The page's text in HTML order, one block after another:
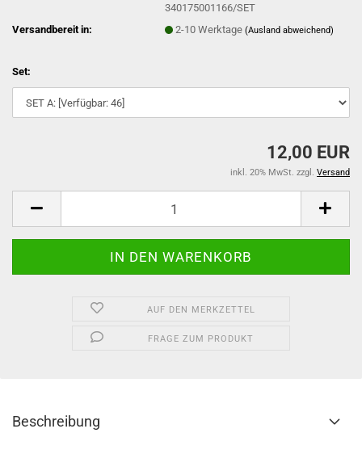
340175001166/SET
Versandbereit in:
2-10 Werktage(Ausland abweichend)
Set:
12,00 EUR
inkl. 20% MwSt. zzgl. Versand
AUF DEN MERKZETTEL
FRAGE ZUM PRODUKT
Beschreibung